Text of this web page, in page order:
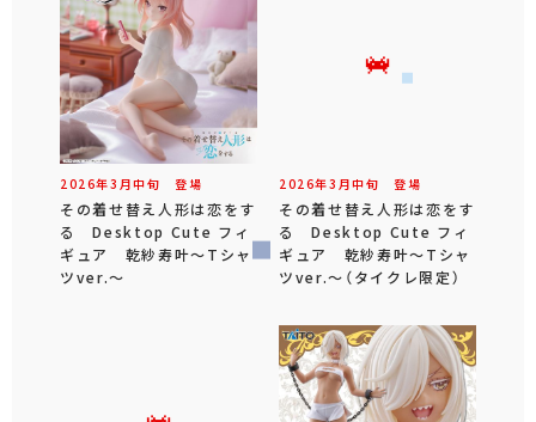
2026年3 月中旬 登場
その着せ替え人形は恋をす
る Desktop Cute フィ
ギュア 乾紗寿叶～Tシャ
ツver.～
2026年3 月中旬 登場
その着せ替え人形は恋をす
る Desktop Cute フィ
ギュア 乾紗寿叶～Tシャ
ツver.～（タイクレ限定）